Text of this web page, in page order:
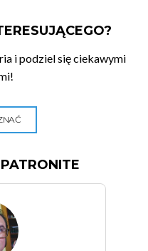
i podziel się ciekawymi